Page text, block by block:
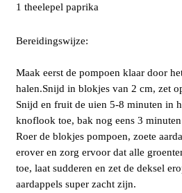
1 theelepel paprika
Bereidingswijze:
Maak eerst de pompoen klaar door
halen.Snijd in blokjes van 2 cm, zet
Snijd en fruit de uien 5-8 minuten in
knoflook toe, bak nog eens 3
Roer de blokjes pompoen, zoete
erover en zorg ervoor dat alle
toe, laat sudderen en zet de deksel
aardappels super zacht zijn.